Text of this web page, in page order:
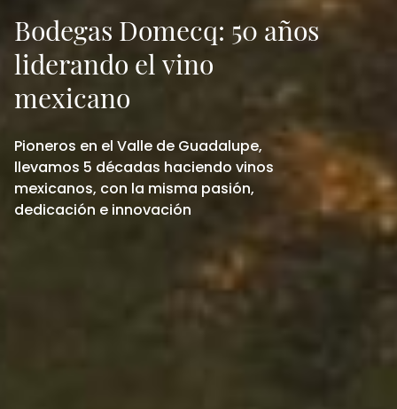
Bodegas Domecq: 50 años
liderando el vino
mexicano
Pioneros en el Valle de Guadalupe,
llevamos 5 décadas haciendo vinos
mexicanos, con la misma pasión,
dedicación e innovación